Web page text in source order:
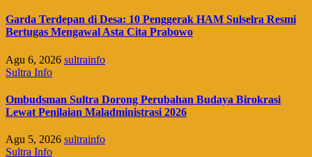
Garda Terdepan di Desa: 10 Penggerak HAM Sulselra Resmi
Bertugas Mengawal Asta Cita Prabowo
Agu 6, 2026 sultrainfo
Sultra Info
Ombudsman Sultra Dorong Perubahan Budaya Birokrasi
Lewat Penilaian Maladministrasi 2026
Agu 5, 2026 sultrainfo
Sultra Info